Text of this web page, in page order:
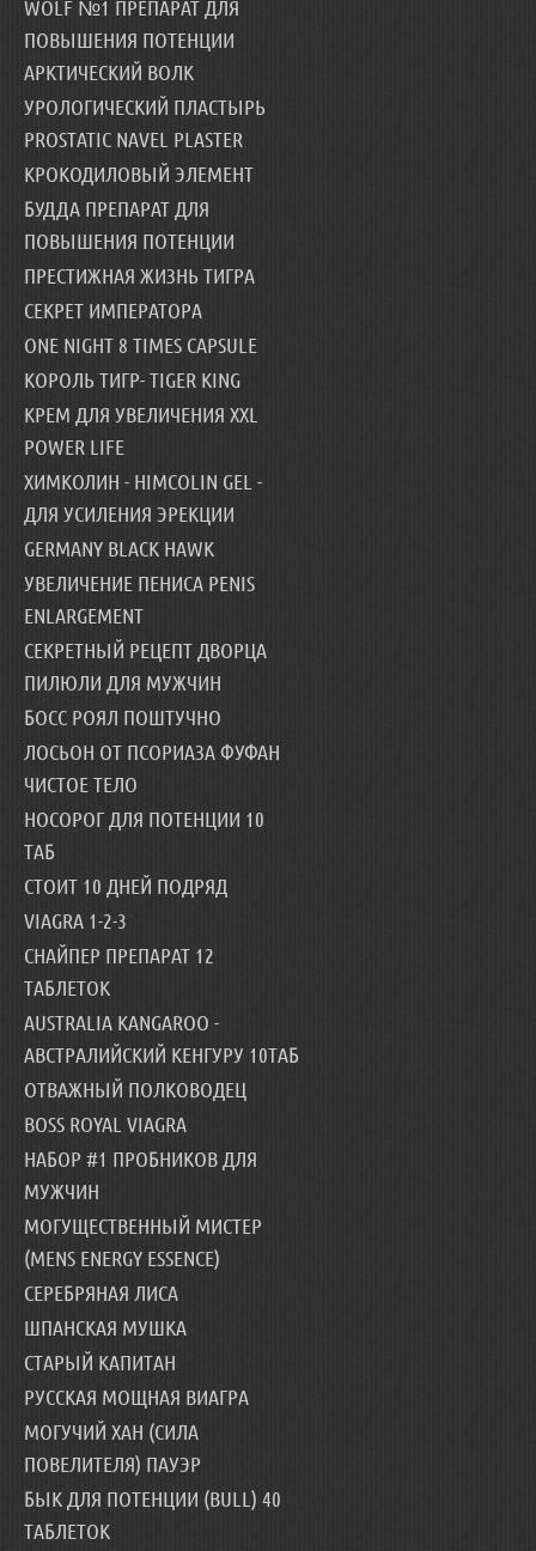
WOLF №1 ПРЕПАРАТ ДЛЯ
ПОВЫШЕНИЯ ПОТЕНЦИИ
АРКТИЧЕСКИЙ ВОЛК
УРОЛОГИЧЕСКИЙ ПЛАСТЫРЬ
PROSTATIC NAVEL PLASTER
КРОКОДИЛОВЫЙ ЭЛЕМЕНТ
БУДДА ПРЕПАРАТ ДЛЯ
ПОВЫШЕНИЯ ПОТЕНЦИИ
ПРЕСТИЖНАЯ ЖИЗНЬ ТИГРА
СЕКРЕТ ИМПЕРАТОРА
ONE NIGHT 8 TIMES CAPSULE
КОРОЛЬ ТИГР- TIGER KING
КРЕМ ДЛЯ УВЕЛИЧЕНИЯ XXL
POWER LIFE
ХИМКОЛИН - HIMCOLIN GEL -
ДЛЯ УСИЛЕНИЯ ЭРЕКЦИИ
GERMANY BLACK HAWK
УВЕЛИЧЕНИЕ ПЕНИСА PENIS
ENLARGEMENT
СЕКРЕТНЫЙ РЕЦЕПТ ДВОРЦА
ПИЛЮЛИ ДЛЯ МУЖЧИН
БОСС РОЯЛ ПОШТУЧНО
ЛОСЬОН ОТ ПСОРИАЗА ФУФАН
ЧИСТОЕ ТЕЛО
НОСОРОГ ДЛЯ ПОТЕНЦИИ 10
ТАБ
СТОИТ 10 ДНЕЙ ПОДРЯД
VIAGRA 1-2-3
СНАЙПЕР ПРЕПАРАТ 12
ТАБЛЕТОК
AUSTRALIA KANGAROO -
АВСТРАЛИЙСКИЙ КЕНГУРУ 10ТАБ
ОТВАЖНЫЙ ПОЛКОВОДЕЦ
BOSS ROYAL VIAGRA
НАБОР #1 ПРОБНИКОВ ДЛЯ
МУЖЧИН
МОГУЩЕСТВЕННЫЙ МИСТЕР
(MENS ENERGY ESSENCE)
СЕРЕБРЯНАЯ ЛИСА
ШПАНСКАЯ МУШКА
СТАРЫЙ КАПИТАН
РУССКАЯ МОЩНАЯ ВИАГРА
МОГУЧИЙ ХАН (СИЛА
ПОВЕЛИТЕЛЯ) ПАУЭР
БЫК ДЛЯ ПОТЕНЦИИ (BULL) 40
ТАБЛЕТОК